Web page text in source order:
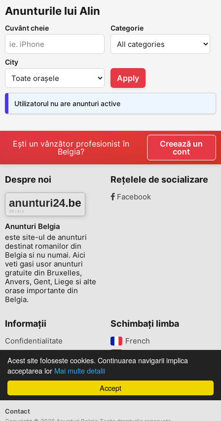
Accept
Acest site foloseste cookies. Continuarea navigarii implica
acceptarea lor Mai multe detalii
Anunturile lui Alin
Cuvânt cheie Categorie
City
Apply
Utilizatorul nu are anunturi active
Ești un vânzător profesionist în
Belgia?
Creează un
cont
Despre noi
Anunturi Belgia
este site-ul de anunturi
destinat romanilor din
Belgia si nu numai. Aici
veti gasi usor anunturi
gratuite din Bruxelles,
Anvers, Gent, Liege si alte
orase importante din
Belgia.
Rețelele de socializare
Facebook
Informații
Confidentialitate
Schimbați limba
French‎
Romana‎
Contact